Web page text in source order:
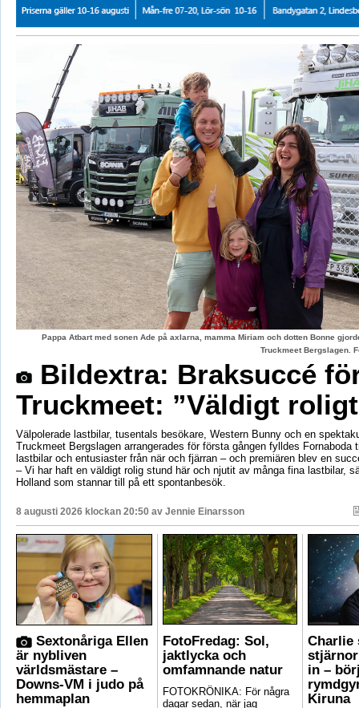
Pappa Atbart med sonen Ade på axlarna, mamma Miriam och dotten Bonne
Truckmeet Bergslagen.
Bildextra: Braksuccé
Truckmeet: ”Väldigt
Välpolerade lastbilar, tusentals besökare, Western Bunny och en
Truckmeet Bergslagen arrangerades för första gången fylldes Fornaboda
lastbilar och entusiaster från när och fjärran – och premiären blev en
– Vi har haft en väldigt rolig stund här och njutit av många fina lastbilar,
Holland som stannar till på ett spontanbesök.
8 augusti 2026 klockan 20:50 av Jennie Einarsson
Sextonåriga Ellen
är nybliven
världsmästare –
Downs-VM i judo på
hemmaplan
FotoFredag: Sol,
jaktlycka och
omfamnande natur
FOTOKRÖNIKA: För några
dagar sedan, när jag
Charlie
in –
Kiruna